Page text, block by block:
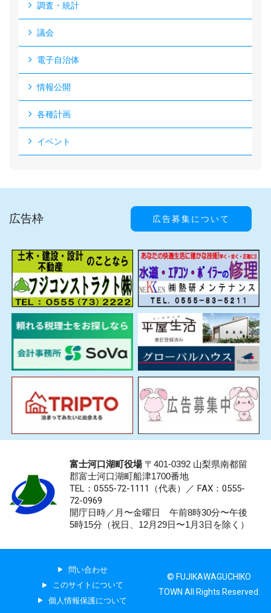
調査・統計
議会
電子自治体
情報公開
各種計画
イベント
広告枠 広告募集について
富士河口湖町役場〒401-0392 山梨県南都留
郡富士河口湖町船津1700番地
TEL：0555-72-1111 （代表）／ FAX：0555-
72-0969
開庁日時／月〜金曜日 午前8時30分〜午後
5時15分（祝日、12月29日〜1月3日を除く）
問い合わせ
このサイトについて
個人情報保護について
© FUJIKAWAGUCHIKO
TOWN All Rights Reserved.